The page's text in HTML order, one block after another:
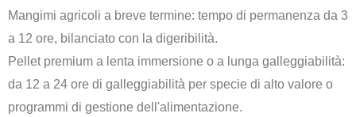
Mangimi agricoli a breve termine: tempo di permanenza da 3
a 12 ore, bilanciato con la digeribilità.
Pellet premium a lenta immersione o a lunga galleggiabilità:
da 12 a 24 ore di galleggiabilità per specie di alto valore o
programmi di gestione dell'alimentazione.